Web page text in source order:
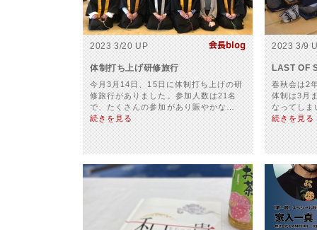
2023 3/20 UP
体制打ち上げ研修旅行
今月3月14日、15日に体制打ち上げの研
修旅行がありました。参加人数は21名
で、たくさんの参加があり賑やかな…
続きを見る
2023 3/9
LAST OF
春秋会は2
体制は3月
なってし
続きを見る